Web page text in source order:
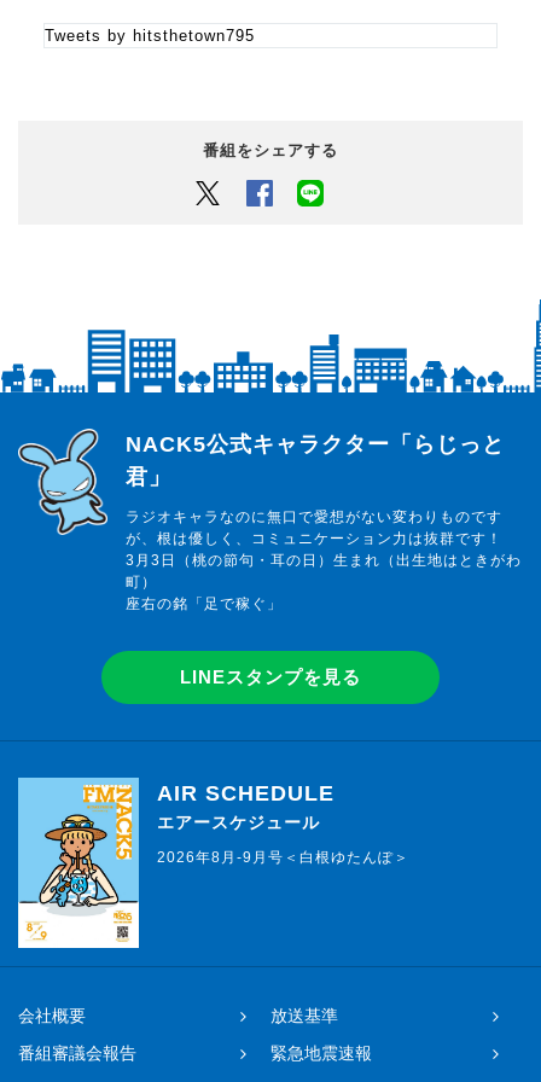
Tweets by hitsthetown795
番組をシェアする
Twitter Facebook
らじっと君
NACK5公式キャラクター「らじっと
君」
ラジオキャラなのに無口で愛想がない変わりものです
が、根は優しく、コミュニケーション力は抜群です！
3月3日（桃の節句・耳の日）生まれ（出生地はときがわ
町）
座右の銘「足で稼ぐ」
LINEスタンプを見る
AIR SCHEDULE
エアースケジュール
2026年8月-9月号＜白根ゆたんぽ＞
会社概要
放送基準
番組審議会報告
緊急地震速報